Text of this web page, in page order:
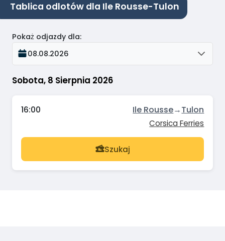
Tablica odlotów dla Ile Rousse-Tulon
Sobota, 8 Sierpnia 2026
Pokaż odjazdy dla:
08.08.2026
16:00 Ile Rousse→Tulon
Corsica Ferries
Szukaj